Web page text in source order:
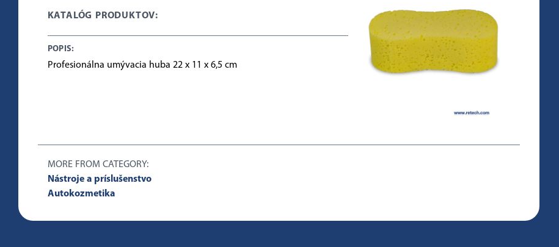
KATALÓG PRODUKTOV:
POPIS:
Profesionálna umývacia huba 22 x 11 x 6,5 cm
MORE FROM CATEGORY:
Nástroje a príslušenstvo
Autokozmetika